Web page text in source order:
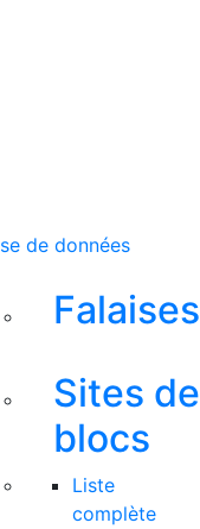
de données
Falaises
Sites de
blocs
Liste
complète